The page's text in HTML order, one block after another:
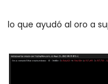
lo que ayudó al oro a